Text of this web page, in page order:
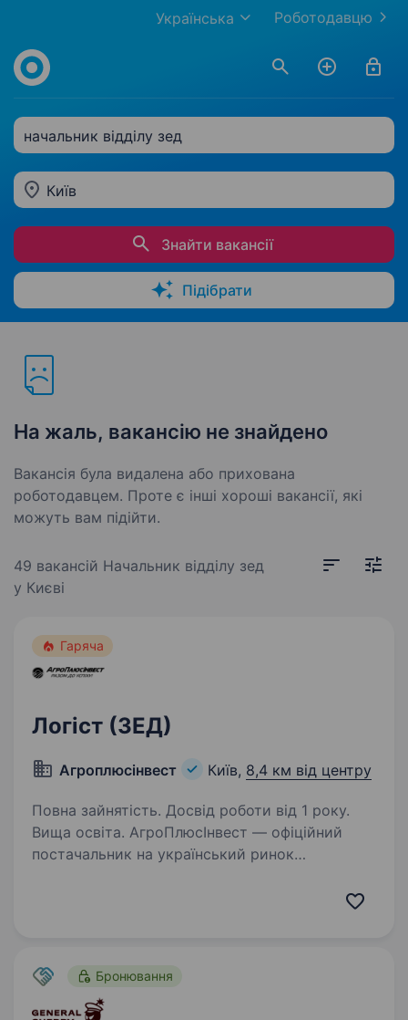
Роботодавцю
Українська
начальник відділу зед
Київ
Знайти вакансії
Підібрати
На жаль, вакансію не знайдено
Вакансія була видалена або прихована
роботодавцем. Проте є інші хороші вакансії, які
можуть вам підійти.
49 вакансій Начальник відділу зед
у Києві
Гаряча
Логіст (ЗЕД)
Агроплюсінвест Київ, 8,4 км від центру
Повна зайнятість. Досвід роботи від 1 року.
Вища освіта. АгроПлюсІнвест — офіційний
постачальник на український ринок
Бронювання